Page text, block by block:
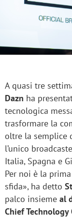
A quasi tre
Dazn ha
tecnologica
trasformare la
oltre la semplice
l’unico
Italia, Spagna e
Per noi è la
sfida», ha detto
palco insieme al
Chief Technology